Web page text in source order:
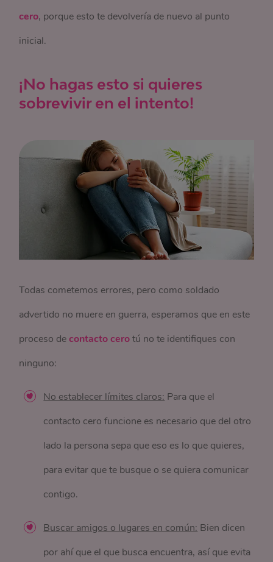
cero, porque esto te devolvería de nuevo al punto
inicial.
¡No hagas esto si quieres
sobrevivir en el intento!
Todas cometemos errores, pero como soldado
advertido no muere en guerra, esperamos que en este
proceso decontacto cerotú no te identifiques con
ninguno:
No establecer límites claros: Para que el
contacto cero funcione es necesario que del otro
lado la persona sepa que eso es lo que quieres,
para evitar que te busque o se quiera comunicar
contigo.
Buscar amigos o lugares en común: Bien dicen
por ahí que el que busca encuentra, así que evita